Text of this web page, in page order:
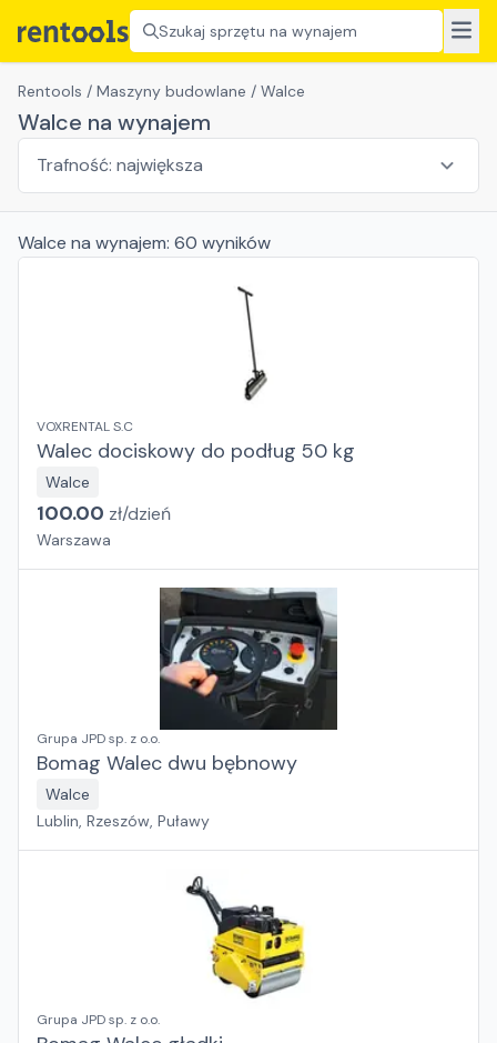
Szukaj sprzętu na wynajem
Rentools / Maszyny budowlane / Walce
Walce na wynajem
Walce na wynajem: 60 wyników
VOXRENTAL S.C
Walec dociskowy do podług 50 kg
Walce
100.00 zł/dzień
Warszawa
Grupa JPD sp. z o.o.
Bomag Walec dwu bębnowy
Walce
Lublin, Rzeszów, Puławy
Grupa JPD sp. z o.o.